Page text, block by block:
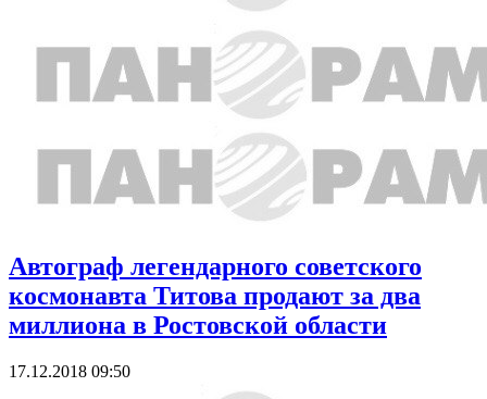
Автограф легендарного советского
космонавта Титова продают за два
миллиона в Ростовской области
17.12.2018 09:50